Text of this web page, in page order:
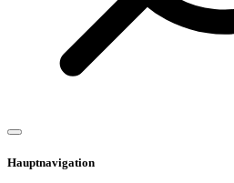
Hauptnavigation